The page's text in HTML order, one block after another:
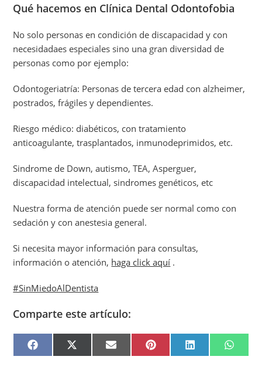
Qué hacemos en Clínica Dental Odontofobia
No solo personas en condición de discapacidad y con
necesidadaes especiales sino una gran diversidad de
personas como por ejemplo:
Odontogeriatría: Personas de tercera edad con alzheimer,
postrados, frágiles y dependientes.
Riesgo médico: diabéticos, con tratamiento
anticoagulante, trasplantados, inmunodeprimidos, etc.
Sindrome de Down, autismo, TEA, Asperguer,
discapacidad intelectual, sindromes genéticos, etc
Nuestra forma de atención puede ser normal como con
sedación y con anestesia general.
Si necesita mayor información para consultas,
información o atención, haga click aquí .
#SinMiedoAlDentista
Comparte este artículo:
F
A
X
(
E
M
P
I
L
I
W
H